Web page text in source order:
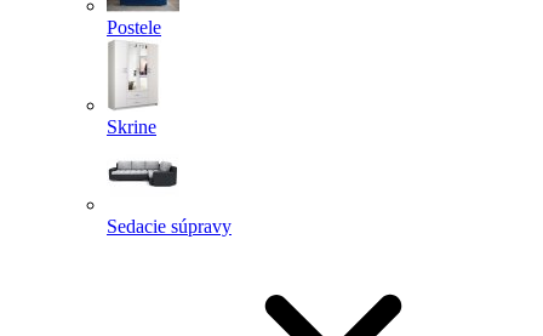
Postele
Skrine
Sedacie súpravy